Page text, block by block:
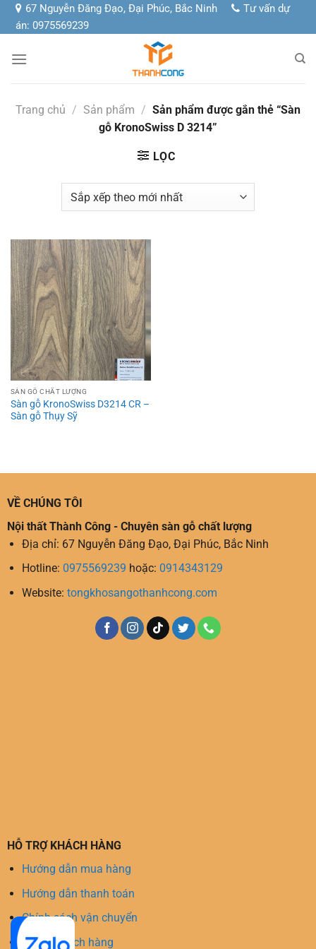
Chuyển
đến
dung
67 Nguyễn Đăng Đạo, Đại Phúc, Bắc Ninh
Tư vấn dự
án: 0975569239
Trang chủ / Sản phẩm / Sản phẩm được gắn thẻ “Sàn
gỗ KronoSwiss D 3214”
LỌC
SÀN GỖ CHẤT LƯỢNG
Sàn gỗ KronoSwiss D3214 CR –
Sàn gỗ Thụy Sỹ
VỀ CHÚNG TÔI
Nội thất Thành Công - Chuyên sàn gỗ chất lượng
Địa chỉ: 67 Nguyễn Đăng Đạo, Đại Phúc, Bắc Ninh
Hotline: 0975569239 hoặc: 0914343129
Website: tongkhosangothanhcong.com
HỖ TRỢ KHÁCH HÀNG
Hướng dẫn mua hàng
Hướng dẫn thanh toán
Chính sách vận chuyển
Hỗ trợ khách hàng